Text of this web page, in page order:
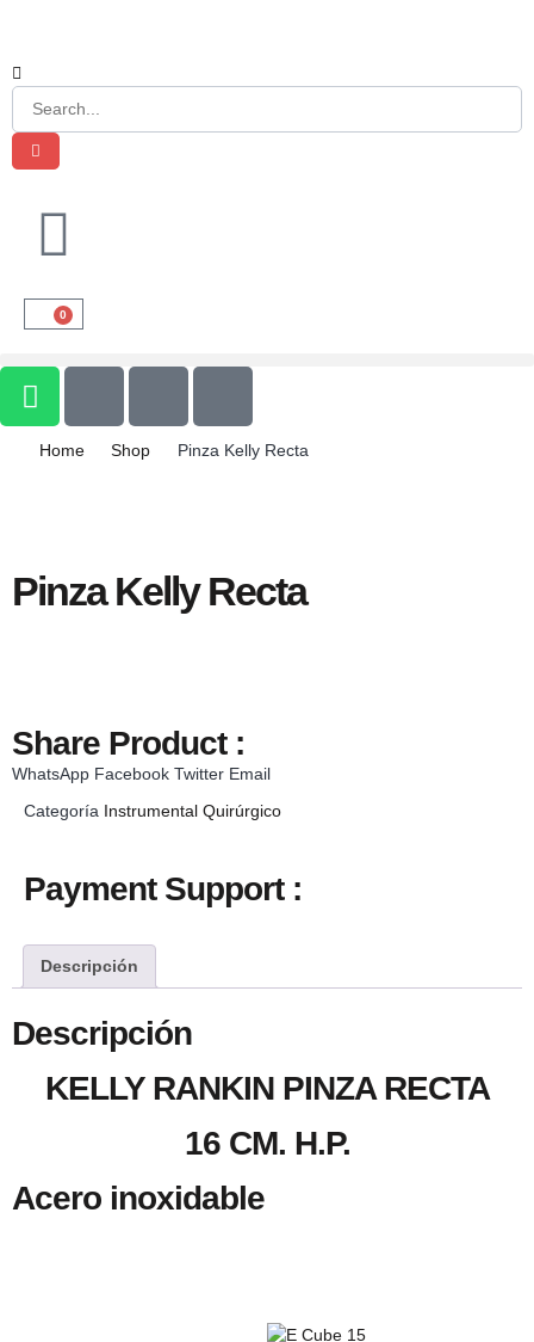
0
Home Shop Pinza Kelly Recta
Pinza Kelly Recta
Share Product :
WhatsApp Facebook Twitter Email
Categoría Instrumental Quirúrgico
Payment Support :
Descripción
Descripción
KELLY RANKIN PINZA RECTA
16 CM. H.P.
Acero inoxidable